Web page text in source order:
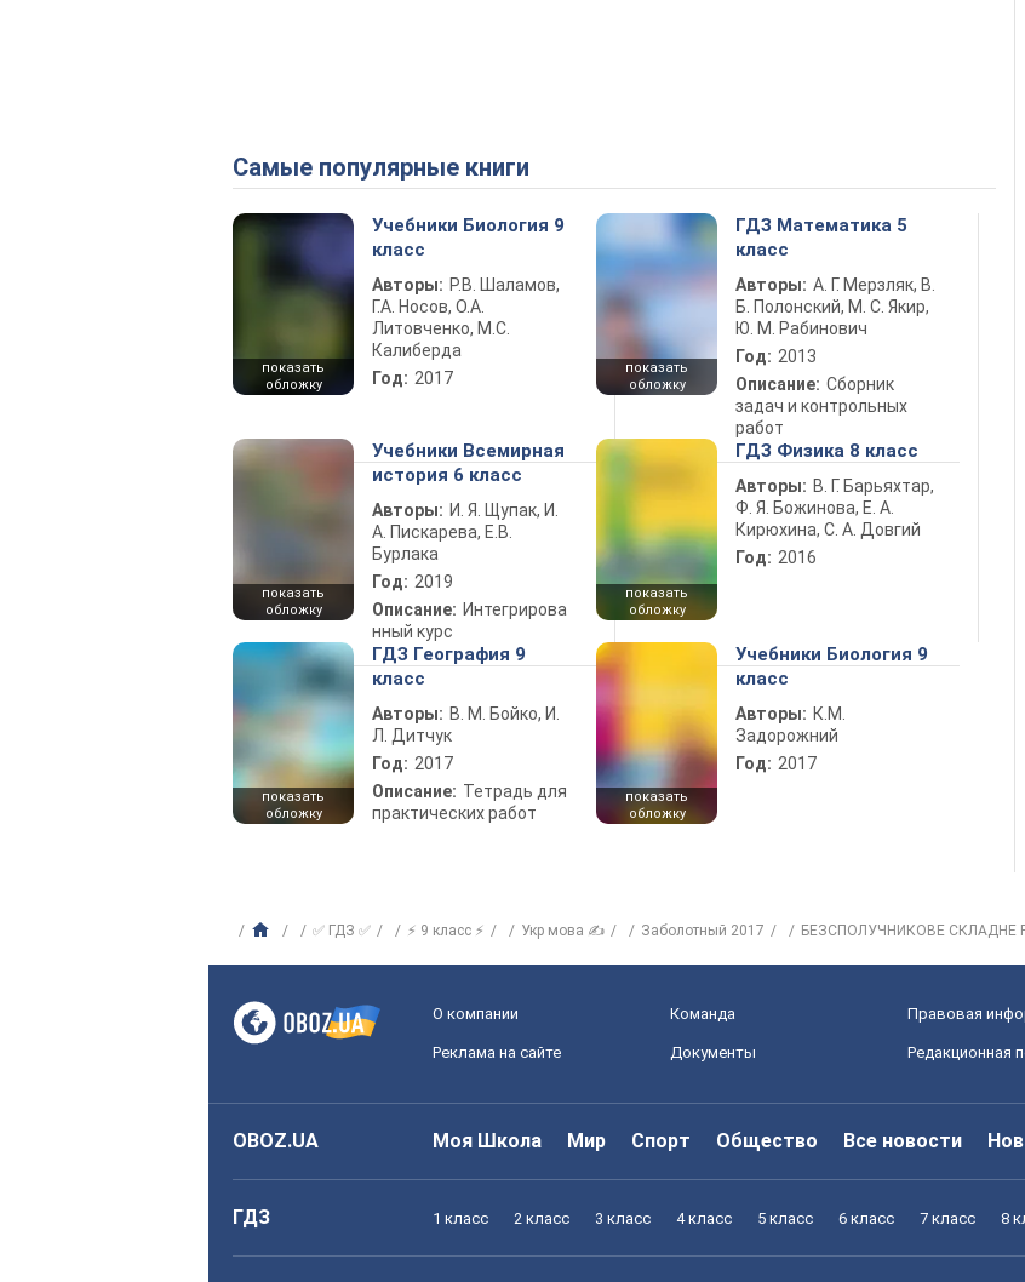
Самые популярные книги
показать
обложку
Учебники Биология 9
класс
Авторы: Р.В. Шаламов,
Г.А. Носов, О.А.
Литовченко, М.С.
Калиберда
Год: 2017
показать
обложку
ГДЗ Математика 5
класс
Авторы: А. Г. Мерзляк, В.
Б. Полонский, М. С. Якир,
Ю. М. Рабинович
Год: 2013
Описание: Сборник
задач и контрольных
работ
показать
обложку
Учебники Всемирная
история 6 класс
Авторы: И. Я. Щупак, И.
А. Пискарева, Е.В.
Бурлака
Год: 2019
Описание: Интегрирова
нный курс
показать
обложку
ГДЗ Физика 8 класс
Авторы: В. Г. Барьяхтар,
Ф. Я. Божинова, Е. А.
Кирюхина, С. А. Довгий
Год: 2016
показать
обложку
ГДЗ География 9
класс
Авторы: В. М. Бойко, И.
Л. Дитчук
Год: 2017
Описание: Тетрадь для
практических работ
показать
обложку
Учебники Биология 9
класс
Авторы: К.М.
Задорожний
Год: 2017
✅ ГДЗ ✅ ⚡ 9 класс ⚡ Укр мова ✍ Заболотный 2017 БЕЗСПОЛУЧНИКОВЕ СКЛАДНЕ
О компании Команда Правовая
Реклама на сайте Документы Редакционная
OBOZ.UA Моя Школа Мир Спорт Общество Все новости
ГДЗ 1 класс 2 класс 3 класс 4 класс 5 класс 6 класс 7 класс 8